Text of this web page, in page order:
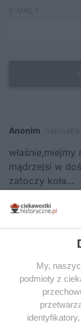
Anonim
mądrzejsi w
zatoczy koła…
Odpowiedz
Nasz
Niestety
ulicach
My,
podmioty z